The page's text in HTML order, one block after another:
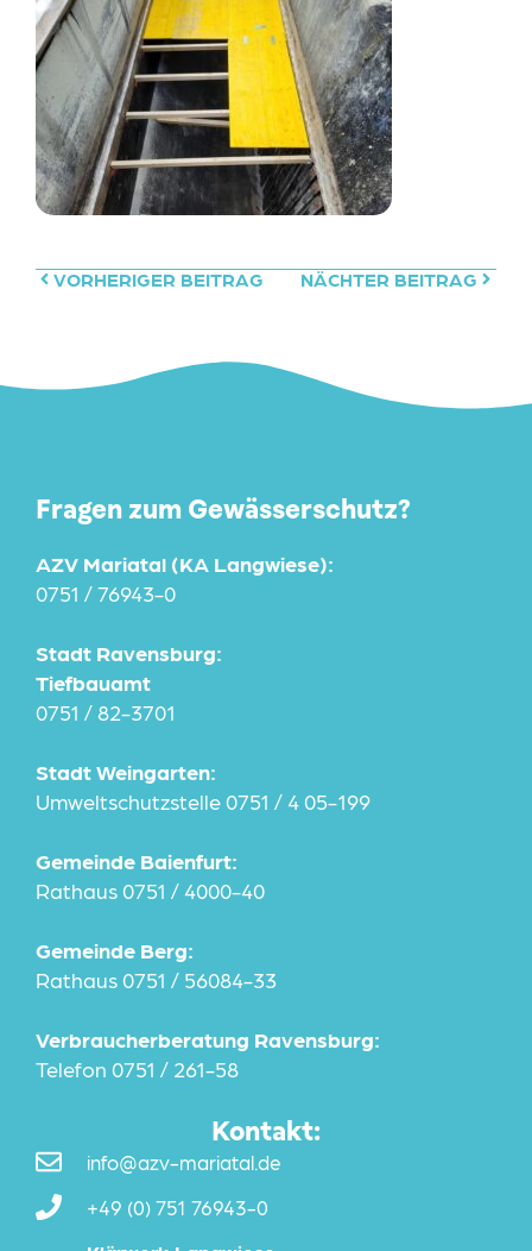
VORHERIGER BEITRAG NÄCHTER BEITRAG
Fragen zum Gewässerschutz?
AZV Mariatal (KA Langwiese):
0751 / 76943-0
Stadt Ravensburg:
Tiefbauamt
0751 / 82-3701
Stadt Weingarten:
Umweltschutzstelle 0751 / 4 05-199
Gemeinde Baienfurt:
Rathaus 0751 / 4000-40
Gemeinde Berg:
Rathaus 0751 / 56084-33
Verbraucherberatung Ravensburg:
Telefon 0751 / 261-58
Kontakt:
info@azv-mariatal.de
+49 (0) 751 76943-0